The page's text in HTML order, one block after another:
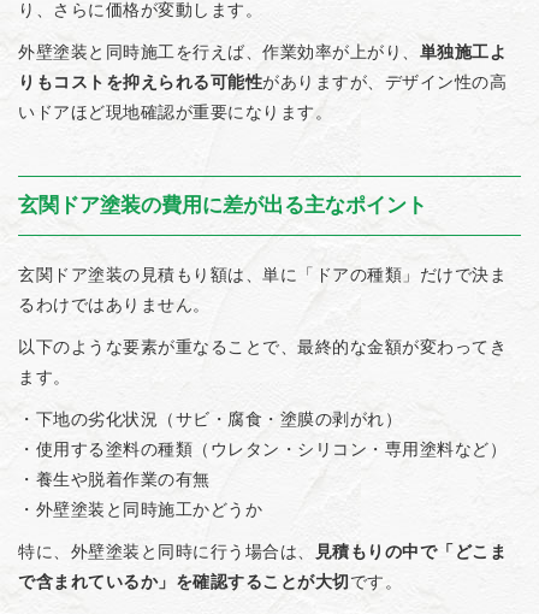
り、さらに価格が変動します。
外壁塗装と同時施工を行えば、作業効率が上がり、 単独施工よ
りもコストを抑えられる可能性がありますが、デザイン性の高
いドアほど現地確認が重要になります。
玄関ドア塗装の費用に差が出る主なポイント
玄関ドア塗装の見積もり額は、単に「ドアの種類」だけで決ま
るわけではありません。
以下のような要素が重なることで、最終的な金額が変わってき
ます。
・下地の劣化状況（サビ・腐食・塗膜の剥がれ）
・使用する塗料の種類（ウレタン・シリコン・専用塗料など）
・養生や脱着作業の有無
・外壁塗装と同時施工かどうか
特に、外壁塗装と同時に行う場合は、
見積もりの中で「どこま
で含まれているか」を確認することが大切 です。